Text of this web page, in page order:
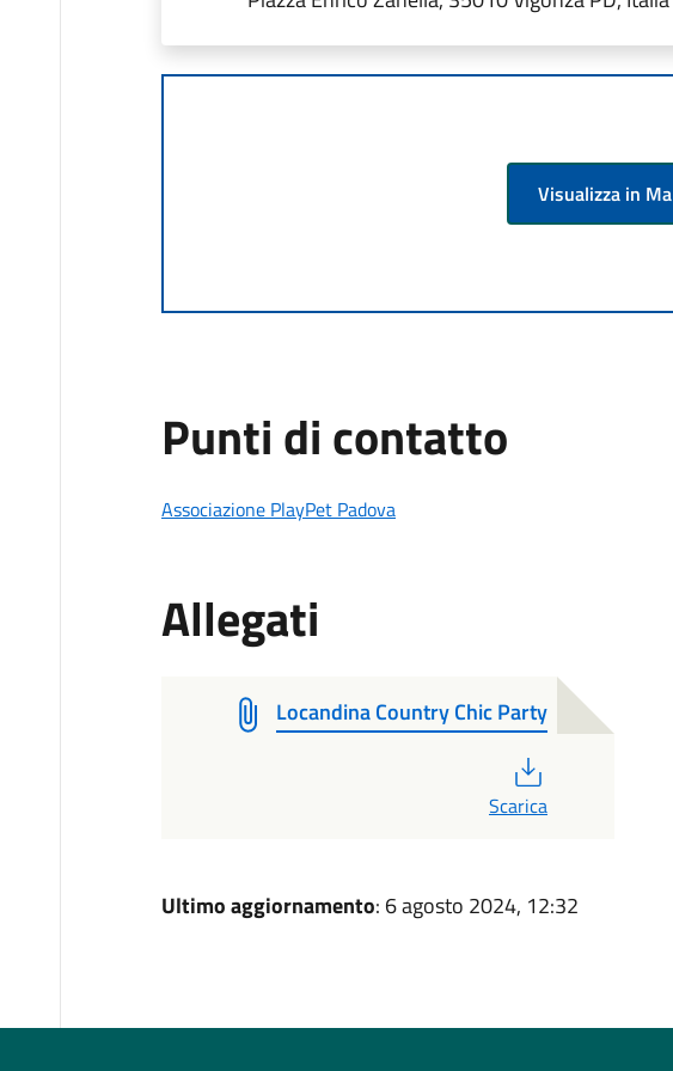
Visualizza in
Punti di contatto
Associazione PlayPet Padova
Allegati
Locandina Country Chic Party
Scarica
Ultimo aggiornamento: 6 agosto 2024, 12:32